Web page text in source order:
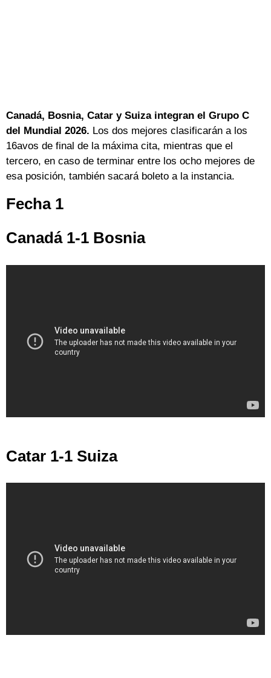
Canadá, Bosnia, Catar y Suiza integran el Grupo C
del Mundial 2026. Los dos mejores clasificarán a los
16avos de final de la máxima cita, mientras que el
tercero, en caso de terminar entre los ocho mejores de
esa posición, también sacará boleto a la instancia.
Fecha 1
Canadá 1-1 Bosnia
Catar 1-1 Suiza